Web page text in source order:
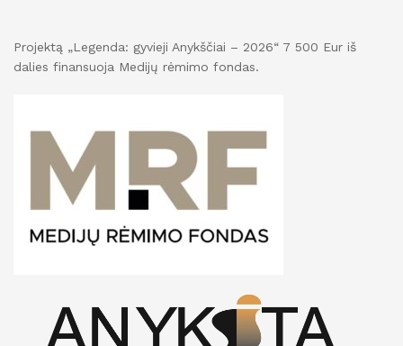
Projektą „Legenda: gyvieji Anykščiai – 2026“ 7 500 Eur iš
dalies finansuoja Medijų rėmimo fondas.